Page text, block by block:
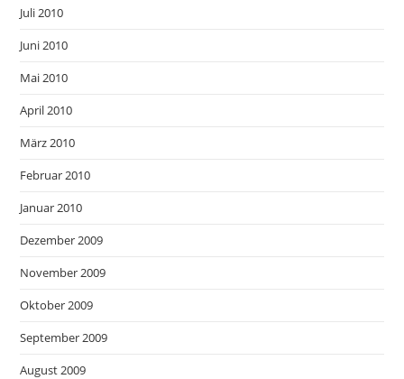
Juli 2010
Juni 2010
Mai 2010
April 2010
März 2010
Februar 2010
Januar 2010
Dezember 2009
November 2009
Oktober 2009
September 2009
August 2009